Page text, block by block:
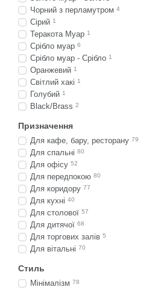
Чорний з перламутром 4
Сірий 1
Теракота Муар 1
Срібло муар 6
Срібло муар - Срібло 1
Оранжевий 1
Світлий хакі 1
Голубий 1
Black/Brass 2
Призначення
Для кафе, бару, ресторану 79
Для спальні 80
Для офісу 52
Для передпокою 80
Для коридору 77
Для кухні 40
Для столової 57
Для дитячої 68
Для торгових залів 5
Для вітальні 70
Стиль
Мінімалізм 78